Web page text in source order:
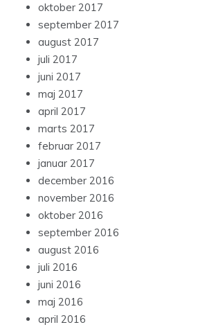
oktober 2017
september 2017
august 2017
juli 2017
juni 2017
maj 2017
april 2017
marts 2017
februar 2017
januar 2017
december 2016
november 2016
oktober 2016
september 2016
august 2016
juli 2016
juni 2016
maj 2016
april 2016